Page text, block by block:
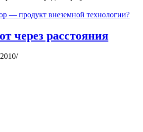
— продукт внеземной технологии?
через расстояния